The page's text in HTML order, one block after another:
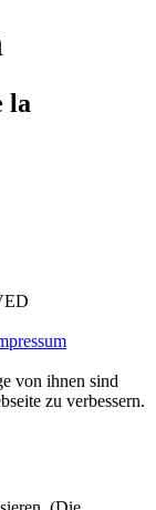
la
von ihnen sind
zu verbessern.